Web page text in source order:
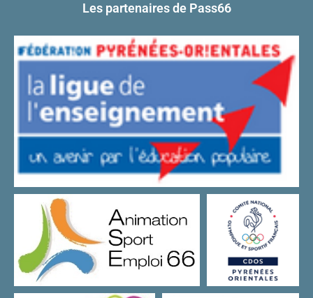
Les partenaires de Pass66